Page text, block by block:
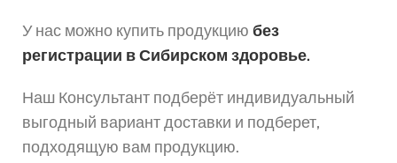
У нас можно купить продукцию без
регистрации в Сибирском здоровье.
Наш Консультант подберёт индивидуальный
выгодный вариант доставки и подберет,
подходящую вам продукцию.